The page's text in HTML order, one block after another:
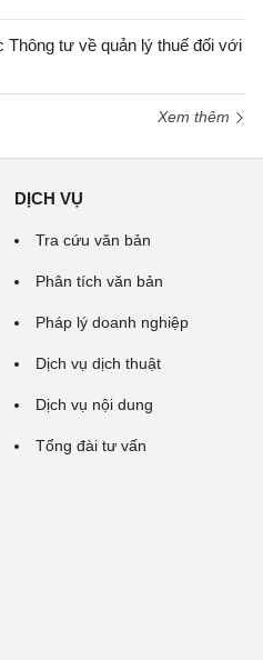
tư về quản lý thuế đối với
Xem thêm
DỊCH VỤ
Tra cứu văn bản
Phân tích văn bản
Pháp lý doanh nghiệp
Dịch vụ dịch thuật
Dịch vụ nội dung
Tổng đài tư vấn